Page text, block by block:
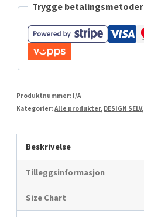
Trygge betalingsmetoder
Produktnummer: I/A
Kategorier:Alle produkter, DESIGN SELV,
Beskrivelse
Tilleggsinformasjon
Size Chart